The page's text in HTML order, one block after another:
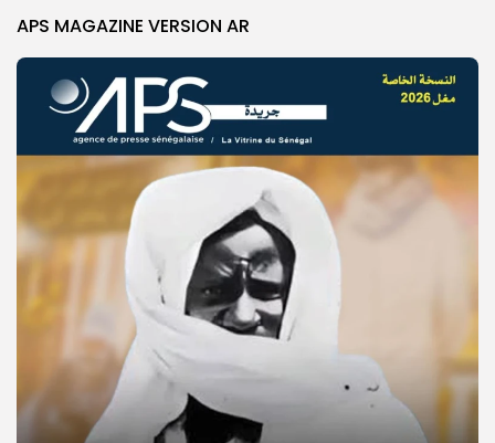
© Copyright 2025, APS
APS MAGAZINE VERSION AR